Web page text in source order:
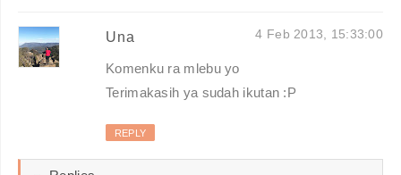
Una 4 Feb 2013, 15:33:00
Komenku ra mlebu yo
Terimakasih ya sudah ikutan :P
REPLY